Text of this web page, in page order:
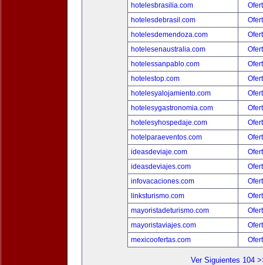
hotelesbrasilia.com
hotelesdebrasil.com
hotelesdemendoza.com
hotelesenaustralia.com
hotelessanpablo.com
hotelestop.com
hotelesyalojamiento.com
hotelesygastronomia.com
hotelesyhospedaje.com
hotelparaeventos.com
ideasdeviaje.com
ideasdeviajes.com
infovacaciones.com
linksturismo.com
mayoristadeturismo.com
mayoristaviajes.com
mexicoofertas.com
Ver Siguientes 104